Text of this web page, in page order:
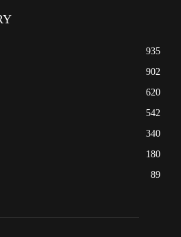
935
902
620
542
340
180
89